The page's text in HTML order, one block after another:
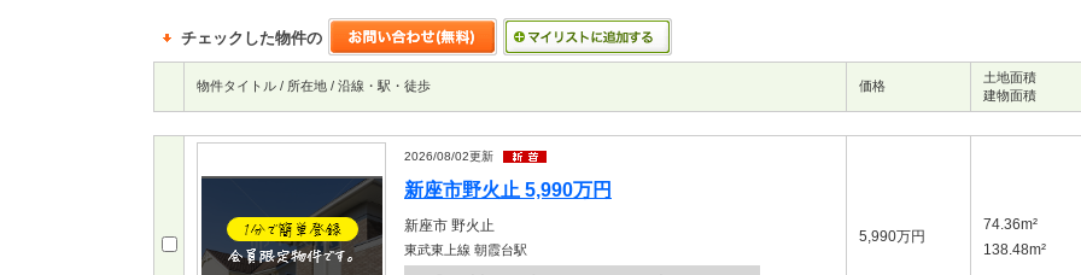
チェックした物件の
物件タイトル / 所在地 / 沿線・駅・徒歩 価格
土地面積
建物面積
2026/08/02更新
新座市野火止 5,990万円
新座市 野火止
東武東上線 朝霞台駅
5,990万円
74.36m²
138.48m²